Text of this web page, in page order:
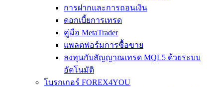
การฝากและการถอนเงิน
ดอกเบี้ยการเทรด
คู่มือ MetaTrader
แพลตฟอร์มการซื้อขาย
ลงทุนกับสัญญาณเทรด MQL5 ด้วยระบบ
อัตโนมัติ
โบรกเกอร์ FOREX4YOU